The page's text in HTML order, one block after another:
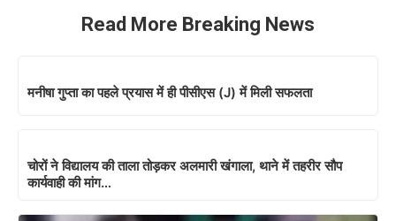
Read More Breaking News
मनीषा गुप्ता का पहले प्रयास में ही पीसीएस (J) में मिली सफलता
चोरों ने विद्यालय की ताला तोड़कर अलमारी खंगाला, थाने में तहरीर सौप
कार्यवाही की मांग…